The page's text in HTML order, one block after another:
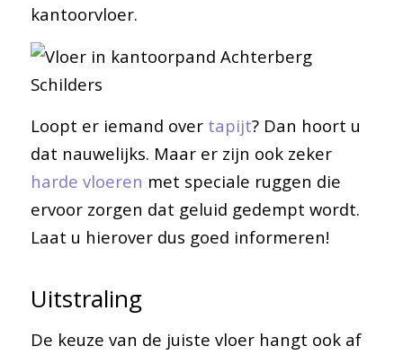
kantoorvloer.
Loopt er iemand over tapijt? Dan hoort u
dat nauwelijks. Maar er zijn ook zeker
harde vloeren met speciale ruggen die
ervoor zorgen dat geluid gedempt wordt.
Laat u hierover dus goed informeren!
Uitstraling
De keuze van de juiste vloer hangt ook af